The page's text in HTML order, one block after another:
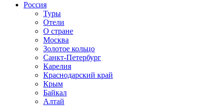
Россия
Туры
Отели
О стране
Москва
Золотое кольцо
Санкт-Петербург
Карелия
Краснодарский край
Крым
Байкал
Алтай